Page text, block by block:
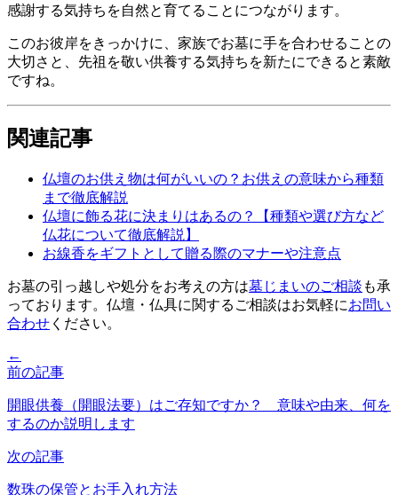
感謝する気持ちを自然と育てることにつながります。
このお彼岸をきっかけに、家族でお墓に手を合わせることの
大切さと、先祖を敬い供養する気持ちを新たにできると素敵
ですね。
関連記事
仏壇のお供え物は何がいいの？お供えの意味から種類
まで徹底解説
仏壇に飾る花に決まりはあるの？【種類や選び方など
仏花について徹底解説】
お線香をギフトとして贈る際のマナーや注意点
お墓の引っ越しや処分をお考えの方は墓じまいのご相談 も承
っております。仏壇・仏具に関するご相談はお気軽にお問い
合わせ ください。
←
前の記事
開眼供養（開眼法要）はご存知ですか？ 意味や由来、何を
するのか説明します
次の記事
数珠の保管とお手入れ方法